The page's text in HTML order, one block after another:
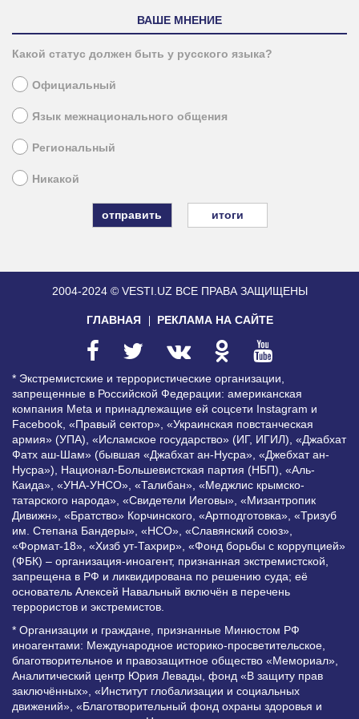
ВАШЕ МНЕНИЕ
Какой статус должен быть у русского языка?
Официальный
Язык межнационального общения
Региональный
Никакой
итоги
2004-2024 © VESTI.UZ ВСЕ ПРАВА ЗАЩИЩЕНЫ
ГЛАВНАЯ РЕКЛАМА НА САЙТЕ
* Экстремистские и террористические организации,
запрещенные в Российской Федерации: американская
компания Meta и принадлежащие ей соцсети Instagram и
Facebook, «Правый сектор», «Украинская повстанческая
армия» (УПА), «Исламское государство» (ИГ, ИГИЛ), «Джабхат
Фатх аш-Шам» (бывшая «Джабхат ан-Нусра», «Джебхат ан-
Нусра»), Национал-Большевистская партия (НБП), «Аль-
Каида», «УНА-УНСО», «Талибан», «Меджлис крымско-
татарского народа», «Свидетели Иеговы», «Мизантропик
Дивижн», «Братство» Корчинского, «Артподготовка», «Тризуб
им. Степана Бандеры», «НСО», «Славянский союз»,
«Формат-18», «Хизб ут-Тахрир», «Фонд борьбы с коррупцией»
(ФБК) – организация-иноагент, признанная экстремистской,
запрещена в РФ и ликвидирована по решению суда; её
основатель Алексей Навальный включён в перечень
террористов и экстремистов.
* Организации и граждане, признанные Минюстом РФ
иноагентами: Международное историко-просветительское,
благотворительное и правозащитное общество «Мемориал»,
Аналитический центр Юрия Левады, фонд «В защиту прав
заключённых», «Институт глобализации и социальных
движений», «Благотворительный фонд охраны здоровья и